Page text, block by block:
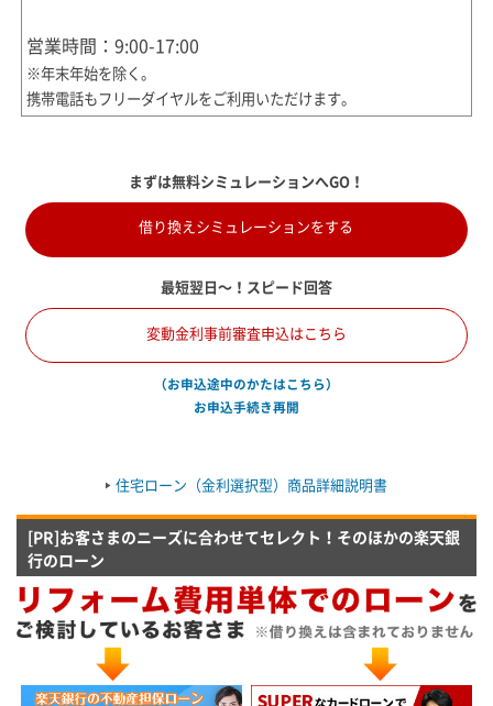
営業時間：9:00-17:00
※年末年始を除く。
携帯電話もフリーダイヤルをご利用いただけます。
まずは無料シミュレーションへGO！
借り換えシミュレーションをする
最短翌日～！スピード回答
変動金利事前審査申込はこちら
（お申込途中のかたはこちら）
お申込手続き再開
住宅ローン（金利選択型）商品詳細説明書
[PR]お客さまのニーズに合わせてセレクト！そのほかの楽天銀
行のローン